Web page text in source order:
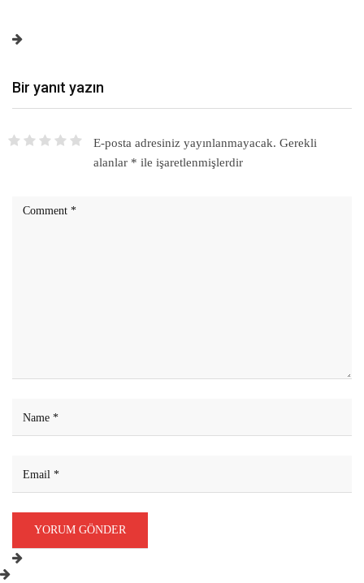
Bir yanıt yazın
E-posta adresiniz yayınlanmayacak. Gerekli
alanlar * ile işaretlenmişlerdir